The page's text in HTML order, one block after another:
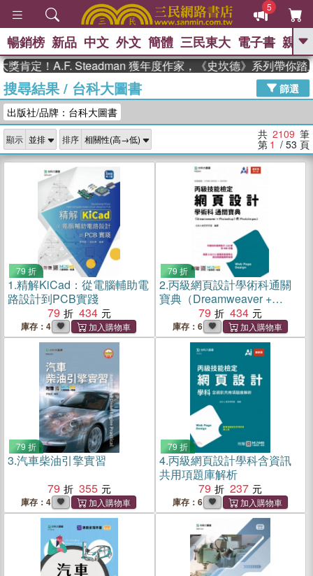
5
GO
熱搜： 高希均教授回憶錄
、 The Odyssey 、 父親節 、 如果歷
獎 臺灣漫遊錄 、 方念華 、 台灣的李
登輝時代
數學女孩：黎曼猜想 、
偉大的迷走神經
暢銷榜 新品 中文 外文 簡體 三民東大 電子書 親子
！A.F. Steadman 獲年度作家，《史坎德》系列帶你踏上熱血
搜尋結果/ 台科大圖書
篩選
出版社/品牌：台科大圖書
顯示 排序 共 2109 筆
第 1 / 53 頁
79 折
1.精解KiCad：從電腦輔助電
路設計到PCB實踐
79
434
庫存：4
79 折
2.丙級網頁設計學術科通關
寶典（Dreamweaver +
Photoshop）含PhotoImpact
79 434
庫存：6
79 折
3.汽車柴油引擎實習
79
355
庫存：4
79 折
4.丙級網頁設計學科含資訊
共用項題庫解析
79
237
庫存：6